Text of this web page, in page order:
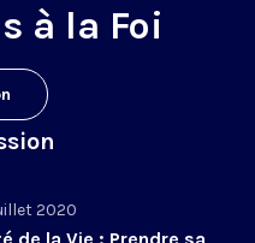
à la Foi
2020